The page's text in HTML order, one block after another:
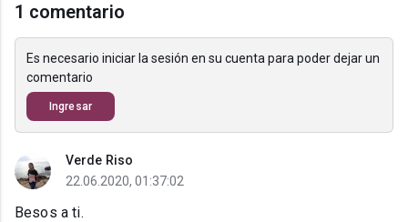
1 comentario
Es necesario iniciar la sesión en su cuenta para poder dejar un
comentario
Ingresar
Verde Riso
22.06.2020, 01:37:02
Besos a ti.